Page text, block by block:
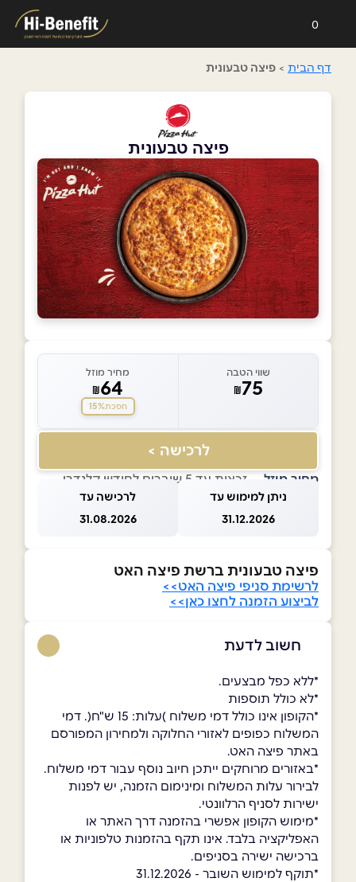
0
דף הבית > פיצה טבעונית
פיצה טבעונית
שווי הטבה
₪75
מחיר מוזל
₪64
חסכת15%
לרכישה >
מחיר מוזל — זכאות עד 5 שוברים לחודש קלנדרי
ניתן למימוש עד
31.12.2026
לרכישה עד
31.08.2026
פיצה טבעונית ברשת פיצה האט
לרשימת סניפי פיצה האט>>
לביצוע הזמנה לחצו כאן>>
חשוב לדעת
*ללא כפל מבצעים.
*לא כולל תוספות
*הקופון אינו כולל דמי משלוח )עלות: 15 ש"ח(. דמי
המשלוח כפופים לאזורי החלוקה ולמחירון המפורסם
באתר פיצה האט.
*באזורים מרוחקים ייתכן חיוב נוסף עבור דמי משלוח.
לבירור עלות המשלוח ומינימום הזמנה, יש לפנות
ישירות לסניף הרלוונטי.
*מימוש הקופון אפשרי בהזמנה דרך האתר או
האפליקציה בלבד. אינו תקף בהזמנות טלפוניות או
ברכישה ישירה בסניפים.
*תוקף למימוש השובר - 31.12.2026